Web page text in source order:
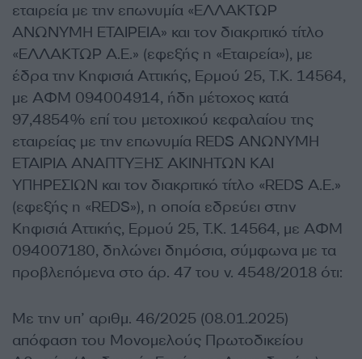
εταιρεία με την επωνυμία «ΕΛΛΑΚΤΩΡ
ΑΝΩΝΥΜΗ ΕΤΑΙΡΕΙΑ» και τον διακριτικό τίτλο
«ΕΛΛΑΚΤΩΡ Α.Ε.» (εφεξής η «Εταιρεία»), με
έδρα την Κηφισιά Αττικής, Ερμού 25, Τ.Κ. 14564,
με ΑΦΜ 094004914, ήδη μέτοχος κατά
97,4854% επί του μετοχικού κεφαλαίου της
εταιρείας με την επωνυμία REDS ΑΝΩΝΥΜΗ
ΕΤΑΙΡΙΑ ΑΝΑΠΤΥΞΗΣ ΑΚΙΝΗΤΩΝ ΚΑΙ
ΥΠΗΡΕΣΙΩΝ και τον διακριτικό τίτλο «REDS Α.Ε.»
(εφεξής η «REDS»), η οποία εδρεύει στην
Κηφισιά Αττικής, Ερμού 25, Τ.Κ. 14564, με ΑΦΜ
094007180, δηλώνει δημόσια, σύμφωνα με τα
προβλεπόμενα στο άρ. 47 του ν. 4548/2018 ότι:
Με την υπ’ αριθμ. 46/2025 (08.01.2025)
απόφαση του Μονομελούς Πρωτοδικείου